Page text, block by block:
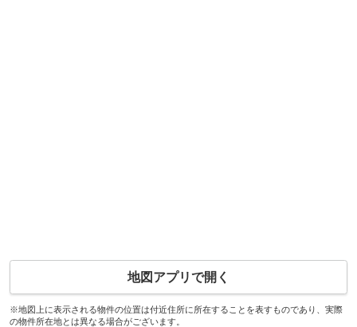
地図アプリで開く
※地図上に表示される物件の位置は付近住所に所在することを表すものであり、実際
の物件所在地とは異なる場合がございます。